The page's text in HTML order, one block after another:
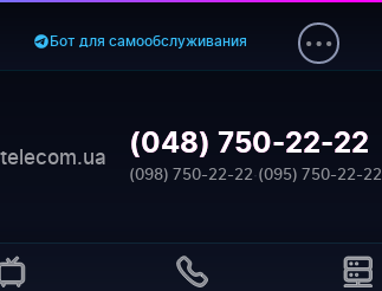
Бот для самообслуживания
(048) 750-22-22
(098) 750-22-22·(095) 750-22-22